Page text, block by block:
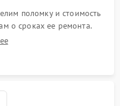
поломку и стоимость
о сроках ее ремонта.